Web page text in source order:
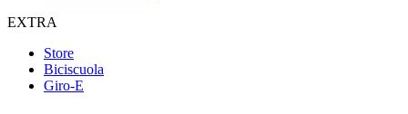
EXTRA
Store
Biciscuola
Giro-E